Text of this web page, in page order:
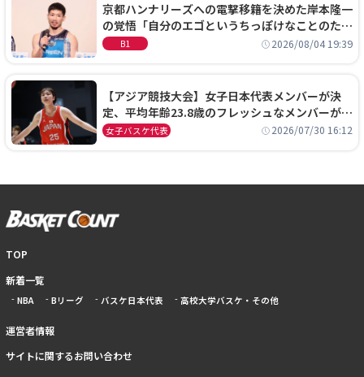
京都ハンナリーズへの電撃移籍を決めた岸本隆一
の覚悟「自分のエゴというちっぽけなことのため
に、京都に来たわけではない」
B1 2026/08/04 19:39
【アジア競技大会】女子日本代表メンバーが決
定、平均年齢23.8歳のフレッシュなメンバーが日
本開催の大舞台で頂点を狙う
女子バスケ代表 2026/07/30 16:12
TOP
新着一覧
NBA Bリーグ バスケ日本代表 高校大学バスケ・その他
運営者情報
サイトに関するお問い合わせ